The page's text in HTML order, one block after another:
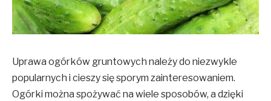
Uprawa ogórków gruntowych należy do niezwykle
popularnych i cieszy się sporym zainteresowaniem.
Ogórki można spożywać na wiele sposobów, a dzięki